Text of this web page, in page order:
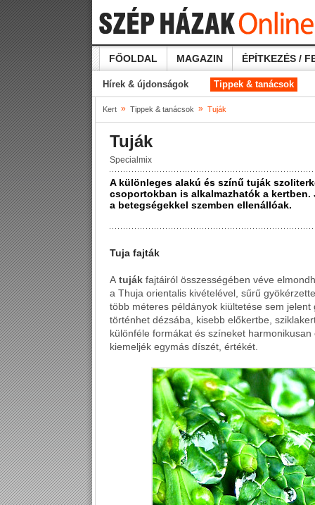
FŐOLDAL MAGAZIN ÉPÍTKEZÉS /
Hírek & újdonságok Tippek & tanácsok
Kert » Tippek & tanácsok » Tuják
Tuják
Specialmix
A különleges alakú és színű tuják
csoportokban is alkalmazhatók a
a betegségekkel szemben ellenállóak.
Tuja fajták
A tuják fajtáiról összességében véve
a Thuja orientalis kivételével, sűrű
több méteres példányok kiültetése sem
történhet dézsába, kisebb előkertbe,
különféle formákat és színeket
kiemeljék egymás díszét, értékét.